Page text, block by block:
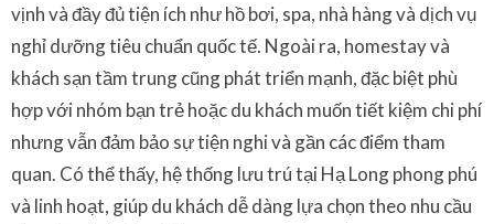
vịnh và đầy đủ tiện ích như hồ bơi, spa, nhà hàng và dịch vụ
nghỉ dưỡng tiêu chuẩn quốc tế. Ngoài ra, homestay và
khách sạn tầm trung cũng phát triển mạnh, đặc biệt phù
hợp với nhóm bạn trẻ hoặc du khách muốn tiết kiệm chi phí
nhưng vẫn đảm bảo sự tiện nghi và gần các điểm tham
quan. Có thể thấy, hệ thống lưu trú tại Hạ Long phong phú
và linh hoạt, giúp du khách dễ dàng lựa chọn theo nhu cầu